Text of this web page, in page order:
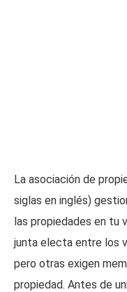
La asociación de
siglas en inglés)
las propiedades en tu
junta electa entre los
pero otras exigen
propiedad. Antes de